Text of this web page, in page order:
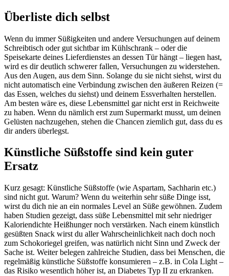
Überliste dich selbst
Wenn du immer Süßigkeiten und andere Versuchungen auf deinem
Schreibtisch oder gut sichtbar im Kühlschrank – oder die
Speisekarte deines Lieferdienstes an dessen Tür hängt – liegen hast,
wird es dir deutlich schwerer fallen, Versuchungen zu widerstehen.
Aus den Augen, aus dem Sinn. Solange du sie nicht siehst, wirst du
nicht automatisch eine Verbindung zwischen den äußeren Reizen (=
das Essen, welches du siehst) und deinem Essverhalten herstellen.
Am besten wäre es, diese Lebensmittel gar nicht erst in Reichweite
zu haben. Wenn du nämlich erst zum Supermarkt musst, um deinen
Gelüsten nachzugehen, stehen die Chancen ziemlich gut, dass du es
dir anders überlegst.
Künstliche Süßstoffe sind kein guter
Ersatz
Kurz gesagt: Künstliche Süßstoffe (wie Aspartam, Sachharin etc.)
sind nicht gut. Warum? Wenn du weiterhin sehr süße Dinge isst,
wirst du dich nie an ein normales Level an Süße gewöhnen. Zudem
haben Studien gezeigt, dass süße Lebensmittel mit sehr niedriger
Kaloriendichte Heißhunger noch verstärken. Nach einem künstlich
gesüßten Snack wirst du aller Wahrscheinlichkeit nach doch noch
zum Schokoriegel greifen, was natürlich nicht Sinn und Zweck der
Sache ist. Weiter belegen zahlreiche Studien, dass bei Menschen, die
regelmäßig künstliche Süßstoffe konsumieren – z.B. in Cola Light –
das Risiko wesentlich höher ist, an Diabetes Typ II zu erkranken.